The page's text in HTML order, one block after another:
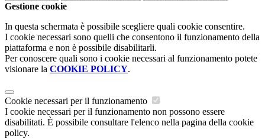
Gestione cookie
In questa schermata è possibile scegliere quali cookie consentire.
I cookie necessari sono quelli che consentono il funzionamento della
piattaforma e non è possibile disabilitarli.
Per conoscere quali sono i cookie necessari al funzionamento potete
visionare la COOKIE POLICY.
Cookie necessari per il funzionamento
I cookie necessari per il funzionamento non possono essere
disabilitati. È possibile consultare l'elenco nella pagina della cookie
policy.